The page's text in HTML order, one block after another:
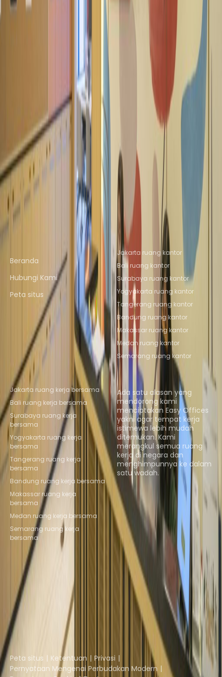
Building, 12190
p/bulan
Ruang Kantor Terdekat
Ruang Kantor Jakarta Selatan
Ruang Kantor
Ruang Kantor Serpong
Ruang
Ruang Kantor Tangerang
Ruang
Ruang Kantor Bandung
Ruang
Kantor SemarangRuang Kantor Yogyakarta
Ruang Kerja Bersama Terdekat
Ruang Kerja Bersama Jakarta Selatan
Kerja Bersama North Jakarta
Ruang Kerja
Bersama Serpong Ruang Kerja Bersama
Bekasi
Ruang Kerja Bersama Tangerang
Ruang
Kerja Bersama Bekasi
Ruang Kerja Bersama
Bandung
Ruang Kerja Bersama
Semarang
Ruang Kerja Bersama Yogyakarta
Beranda
Hubungi Kami
Peta situs
Lokasi Kantor Populer
Jakarta ruang kantor
Bali ruang kantor
Surabaya ruang kantor
Yogyakarta ruang kantor
Tangerang ruang kantor
Bandung ruang kantor
Makassar ruang kantor
Medan ruang kantor
Semarang ruang kantor
Lokasi Coworking Populer
Jakarta ruang kerja bersama
Bali ruang kerja bersama
Surabaya ruang kerja
bersama
Yogyakarta ruang kerja
bersama
Tangerang ruang kerja
bersama
Bandung ruang kerja bersama
Makassar ruang kerja
bersama
Medan ruang kerja bersama
Semarang ruang kerja
bersama
Tentang kami
Ada satu alasan yang
mendorong kami
menciptakan Easy Offices
yakni agar tempat kerja
istimewa lebih mudah
ditemukan. Kami
merangkul semua ruang
kerja di negara dan
menghimpunnya ke dalam
satu wadah.
Telusuri ruang
Instant Offices Coworker
The Instant Group Coworking Insights
Coworkintel Davinci Meeting Rooms
Davinci Virtual Incendium
Yta
Bagian dari
Instant Group
Peta situs Ketentuan
Privasi
Pernyataan Mengenai Perbudakan Modern